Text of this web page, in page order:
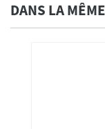
DANS LA